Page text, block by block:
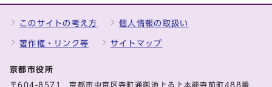
このサイトの考え方 個人情報の取扱い
著作権・リンク等 サイトマップ
京都市役所
〒604-8571 京都市中京区寺町通御池上る上本能寺前町488番